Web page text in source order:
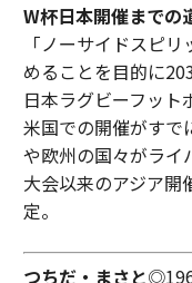
W杯日本開催までの
「ノーサイドスピ
めることを目的に
日本ラグビーフッ
米国での開催がすで
や欧州の国々がライ
大会以来のアジア開
定。
つちだ・まさと